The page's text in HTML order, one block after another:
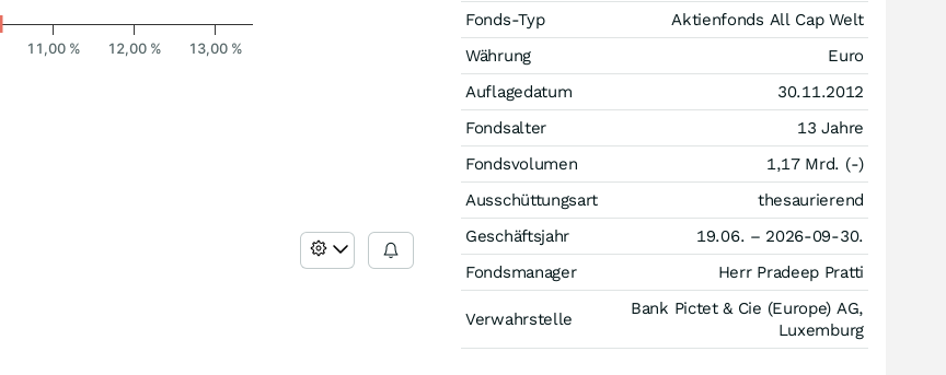
11,00 % 12,00 % 13,00 %
Fonds-Typ
Aktienfonds All Cap Welt
Währung
Euro
Auflagedatum
30.11.2012
Fondsalter
13 Jahre
Fondsvolumen
1,17 Mrd. (-)
Ausschüttungsart
thesaurierend
Geschäftsjahr
19.06. – 2026-09-30.
Fondsmanager
Herr Pradeep Pratti
Verwahrstelle
Bank Pictet & Cie (Europe) AG,
Luxemburg